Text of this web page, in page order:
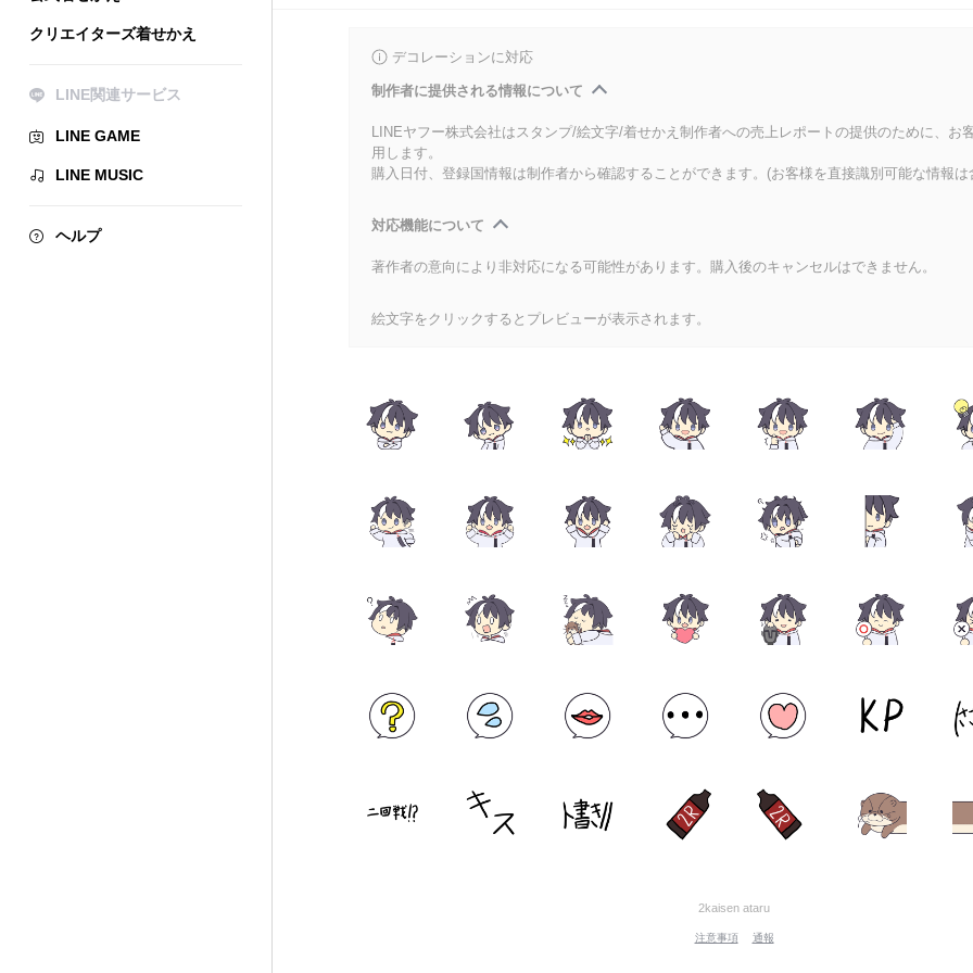
クリエイターズ着せかえ
LINE関連サービス
LINE GAME
LINE MUSIC
ヘルプ
デコレーションに対応
制作者に提供される情報について
LINEヤフー株式会社はスタンプ/絵文字/着せかえ制作者への売上レポートの提供のために、お
用します。
購入日付、登録国情報は制作者から確認することができます。(お客様を直接識別可能な情報は
対応機能について
著作者の意向により非対応になる可能性があります。購入後のキャンセルはできません。
絵文字をクリックするとプレビューが表示されます。
2kaisen ataru
注意事項 通報